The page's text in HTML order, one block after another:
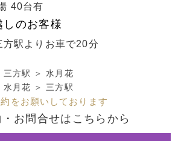
40台有
のお客様
駅よりお車で20分
三方駅 ＞ 水月花
月花 ＞ 三方駅
をお願いしております
お問合せはこちらから